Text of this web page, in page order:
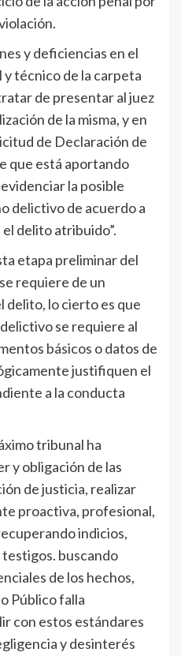
y deficiencias en el
técnico de la carpeta
de presentar al juez
de la misma, y en
de Declaración de
que está aportando
la posible
delictivo de acuerdo a
delito atribuido”.
etapa preliminar del
requiere de un
delito, lo cierto es que
se requiere al
básicos o datos de
justifiquen el
a la conducta
tribunal ha
y obligación de las
de justicia, realizar
proactiva, profesional,
indicios,
buscando
de los hechos,
Público falla
con estos estándares
y desinterés